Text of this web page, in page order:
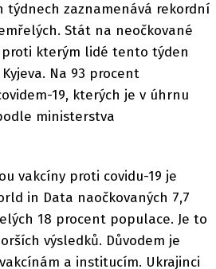
týdnech zaznamenává rekordní
Stát na neočkované
kterým lidé tento týden
Na 93 procent
19, kterých je v úhrnu
ministerstva
vakcíny proti covidu-19 je
in Data naočkovaných 7,7
18 procent populace. Je to
výsledků. Důvodem je
a institucím. Ukrajinci